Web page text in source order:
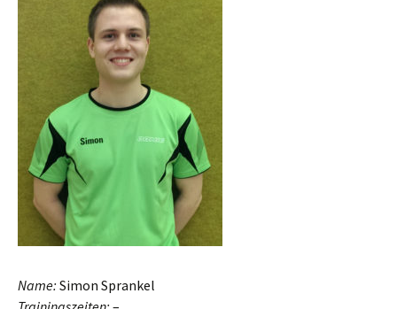
Name: Simon Sprankel